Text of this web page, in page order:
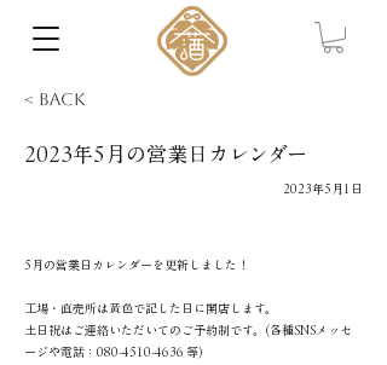
< Back
2023年5月の営業日カレンダー
2023年5月1日
5月の営業日カレンダーを更新しました！
工場・直売所は黄色で記した日に開店します。
土日祝はご連絡いただいてのご予約制です。(各種SNSメッセ
ージや電話：080-4510-4636 等)